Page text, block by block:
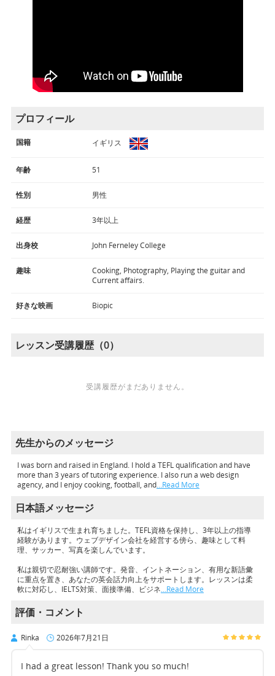
プロフィール
国籍 イギリス
年齢 51
性別 男性
経歴 3年以上
出身校 John Ferneley College
趣味
Cooking, Photography, Playing the guitar and
Current affairs.
好きな映画 Biopic
レッスン受講履歴（0）
受講履歴がまだありません。
先生からのメッセージ
I was born and raised in England. I hold a TEFL qualification and have
more than 3 years of tutoring experience. I also run a web design
agency, and I enjoy cooking, football, and…Read More
日本語メッセージ
私はイギリスで生まれ育ちました。TEFL資格を保持し、3年以上の指導
経験があります。ウェブデザイン会社を経営する傍ら、趣味として料
理、サッカー、写真を楽しんでいます。
私は親切で忍耐強い講師です。発音、イントネーション、有用な新語彙
に重点を置き、あなたの英会話力向上をサポートします。レッスンは柔
軟に対応し、IELTS対策、面接準備、ビジネ…Read More
評価・コメント
Rinka 2026年7月21日
I had a great lesson! Thank you so much!